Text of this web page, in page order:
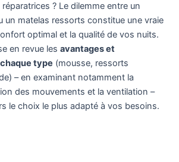
? Le dilemme entre un
un matelas ressorts constitue une vraie
optimal et la qualité de vos nuits.
en revue les avantages et
type (mousse, ressorts
– en examinant notamment la
des mouvements et la ventilation –
le choix le plus adapté à vos besoins.